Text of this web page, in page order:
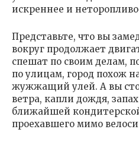
искреннее и
Представьте, что вы
вокруг продолжает
спешат по своим делам,
по улицам, город похож
жужжащий улей. А вы
ветра, капли дождя,
ближайшей
проехавшего мимо